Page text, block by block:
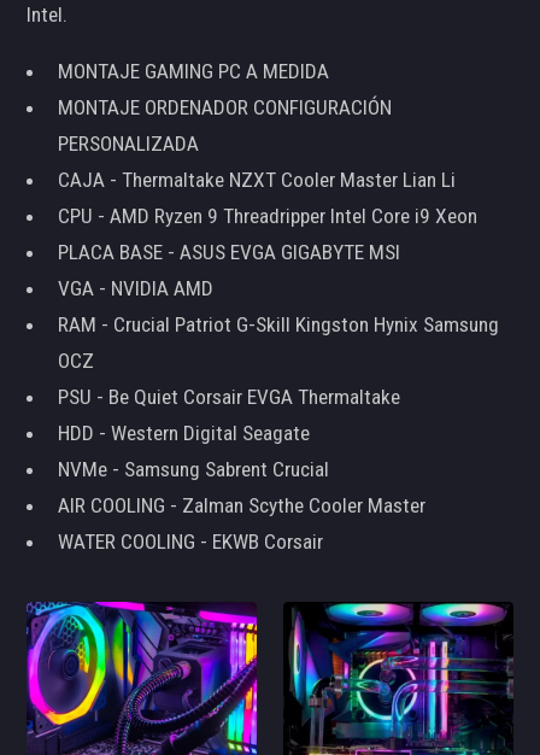
Intel.
MONTAJE GAMING PC A MEDIDA
MONTAJE ORDENADOR CONFIGURACIÓN
PERSONALIZADA
CAJA - Thermaltake NZXT Cooler Master Lian Li
CPU - AMD Ryzen 9 Threadripper Intel Core i9 Xeon
PLACA BASE - ASUS EVGA GIGABYTE MSI
VGA - NVIDIA AMD
RAM - Crucial Patriot G-Skill Kingston Hynix Samsung
OCZ
PSU - Be Quiet Corsair EVGA Thermaltake
HDD - Western Digital Seagate
NVMe - Samsung Sabrent Crucial
AIR COOLING - Zalman Scythe Cooler Master
WATER COOLING - EKWB Corsair